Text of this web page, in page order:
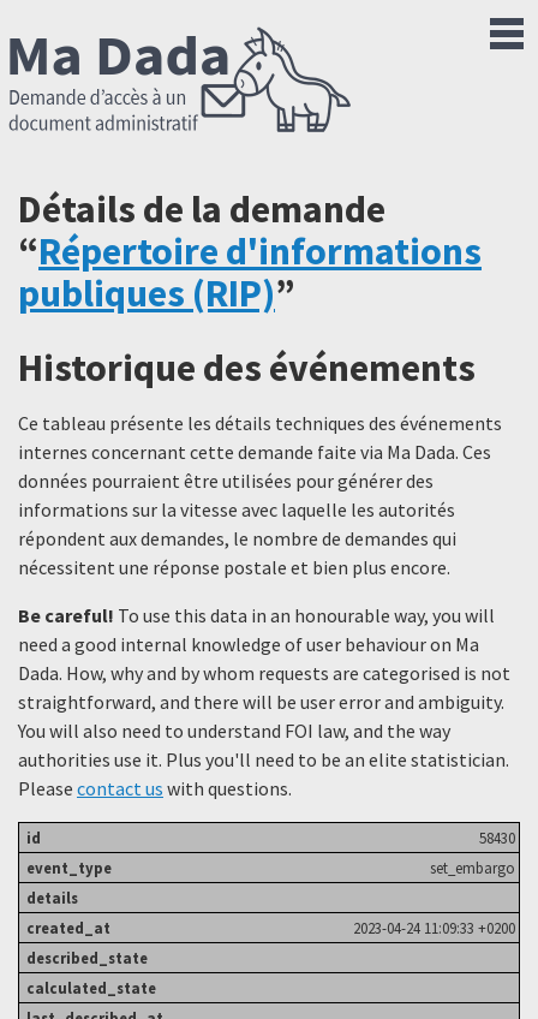
Détails de la demande
“Répertoire d'informations
publiques (RIP)”
Historique des événements
Ce tableau présente les détails techniques des événements
internes concernant cette demande faite via Ma Dada. Ces
données pourraient être utilisées pour générer des
informations sur la vitesse avec laquelle les autorités
répondent aux demandes, le nombre de demandes qui
nécessitent une réponse postale et bien plus encore.
Be careful! To use this data in an honourable way, you will
need a good internal knowledge of user behaviour on Ma
Dada. How, why and by whom requests are categorised is not
straightforward, and there will be user error and ambiguity.
You will also need to understand FOI law, and the way
authorities use it. Plus you'll need to be an elite statistician.
Please contact us with questions.
58430
set_embargo
2023-04-24 11:09:33 +0200